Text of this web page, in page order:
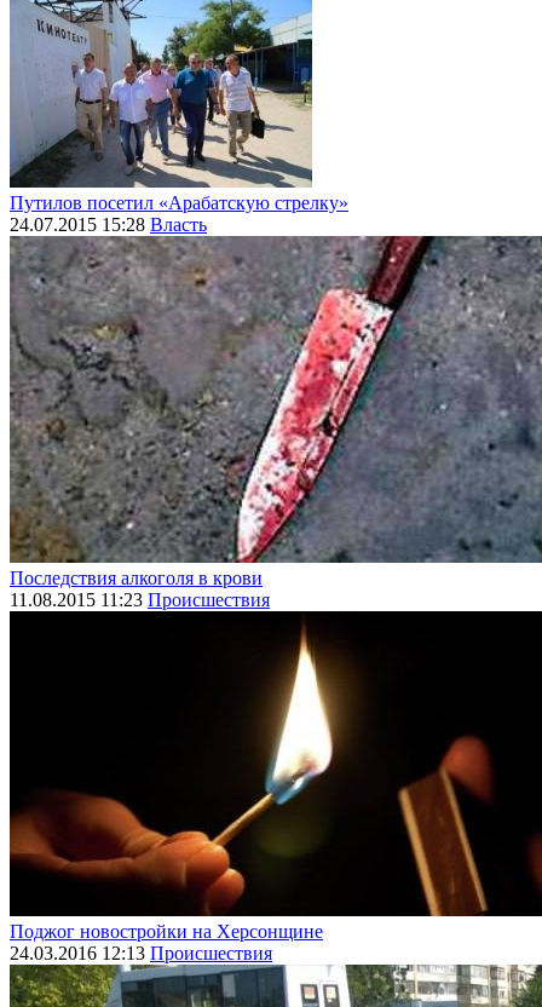
Путилов посетил «Арабатскую стрелку»
24.07.2015 15:28 Власть
Последствия алкоголя в крови
11.08.2015 11:23 Происшествия
Поджог новостройки на Херсонщине
24.03.2016 12:13 Происшествия